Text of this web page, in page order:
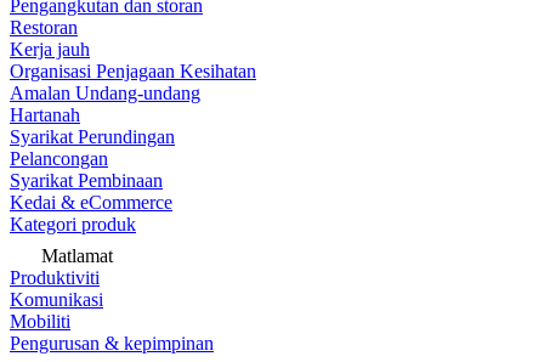
Pengangkutan dan storan
Restoran
Kerja jauh
Organisasi Penjagaan Kesihatan
Amalan Undang-undang
Hartanah
Syarikat Perundingan
Pelancongan
Syarikat Pembinaan
Kedai & eCommerce
Kategori produk
Matlamat
Produktiviti
Komunikasi
Mobiliti
Pengurusan & kepimpinan